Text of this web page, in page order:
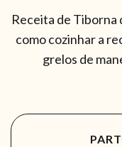
Receita de Tiborna
como cozinhar a
grelos de